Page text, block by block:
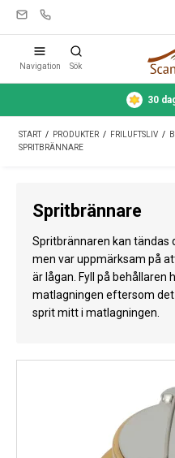
Tält
Rengöring & skötsel
Reseutrustning
Bil & släp
Gas
Navigation Sök
30
START / PRODUKTER / FRILUFTSLIV /
SPRITBRÄNNARE
Spritbrännare
Spritbrännaren kan tändas
men var uppmärksam på
är lågan. Fyll på behållaren
matlagningen eftersom
sprit mitt i matlagningen.